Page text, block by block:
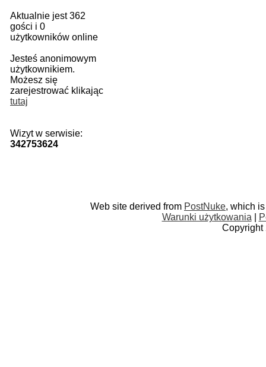
Aktualnie jest 362
gości i 0
użytkowników online
Jesteś anonimowym
użytkownikiem.
Możesz się
zarejestrować klikając
tutaj
Wizyt w serwisie:
342753624
Web site derived from PostNuke, which
Warunki użytkowania
Copyright